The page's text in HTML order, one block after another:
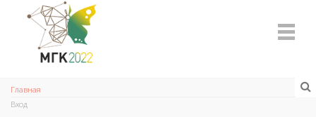
Главная
Вход